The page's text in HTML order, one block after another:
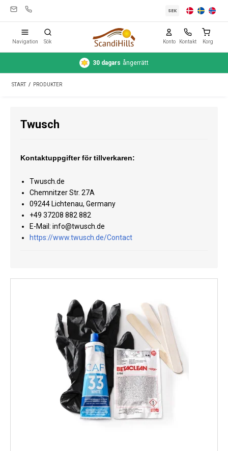
Tält
Gas
Vatten
Väderstationer
Restförsäljning
SEK
Navigation Sök Konto Kontakt Korg
30 dagars ångerrätt
START / PRODUKTER
Twusch
Kontaktuppgifter för tillverkaren:
Twusch.de
Chemnitzer Str. 27A
09244 Lichtenau, Germany
+49 37208 882 882
E-Mail: info@twusch.de
https://www.twusch.de/Contact